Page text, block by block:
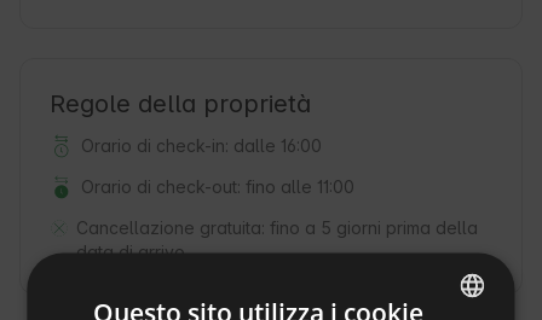
Regole della proprietà
Orario di check-in: dalle 16:00
Orario di check-out: fino alle 11:00
Cancellazione gratuita: fino a 5 giorni prima della
data di arrivo
Questo sito utilizza i cookie